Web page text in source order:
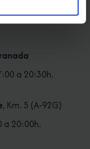
a 20:30h.
, Km. 5 (A-92G)
a 20:00h.